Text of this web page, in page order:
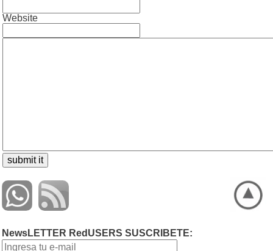
Website
NewsLETTER RedUSERS SUSCRIBETE: